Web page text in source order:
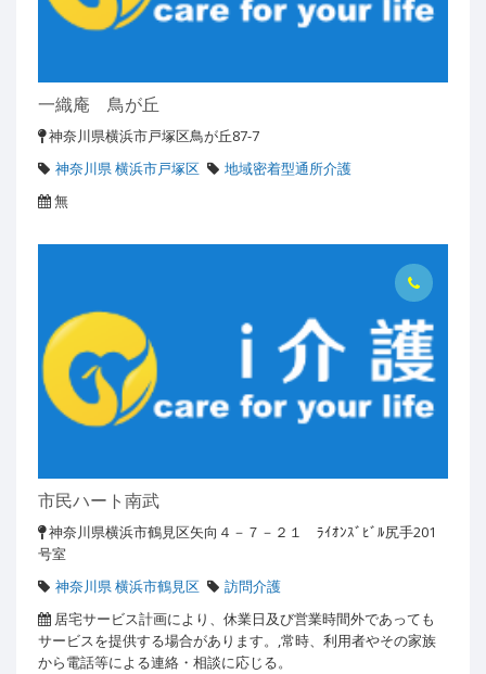
一織庵 鳥が丘
神奈川県横浜市戸塚区鳥が丘87-7
神奈川県 横浜市戸塚区
地域密着型通所介護
無
市民ハート南武
神奈川県横浜市鶴見区矢向４－７－２１ ﾗｲｵﾝｽﾞﾋﾞﾙ尻手201
号室
神奈川県 横浜市鶴見区
訪問介護
居宅サービス計画により、休業日及び営業時間外であっても
サービスを提供する場合があります。,常時、利用者やその家族
から電話等による連絡・相談に応じる。